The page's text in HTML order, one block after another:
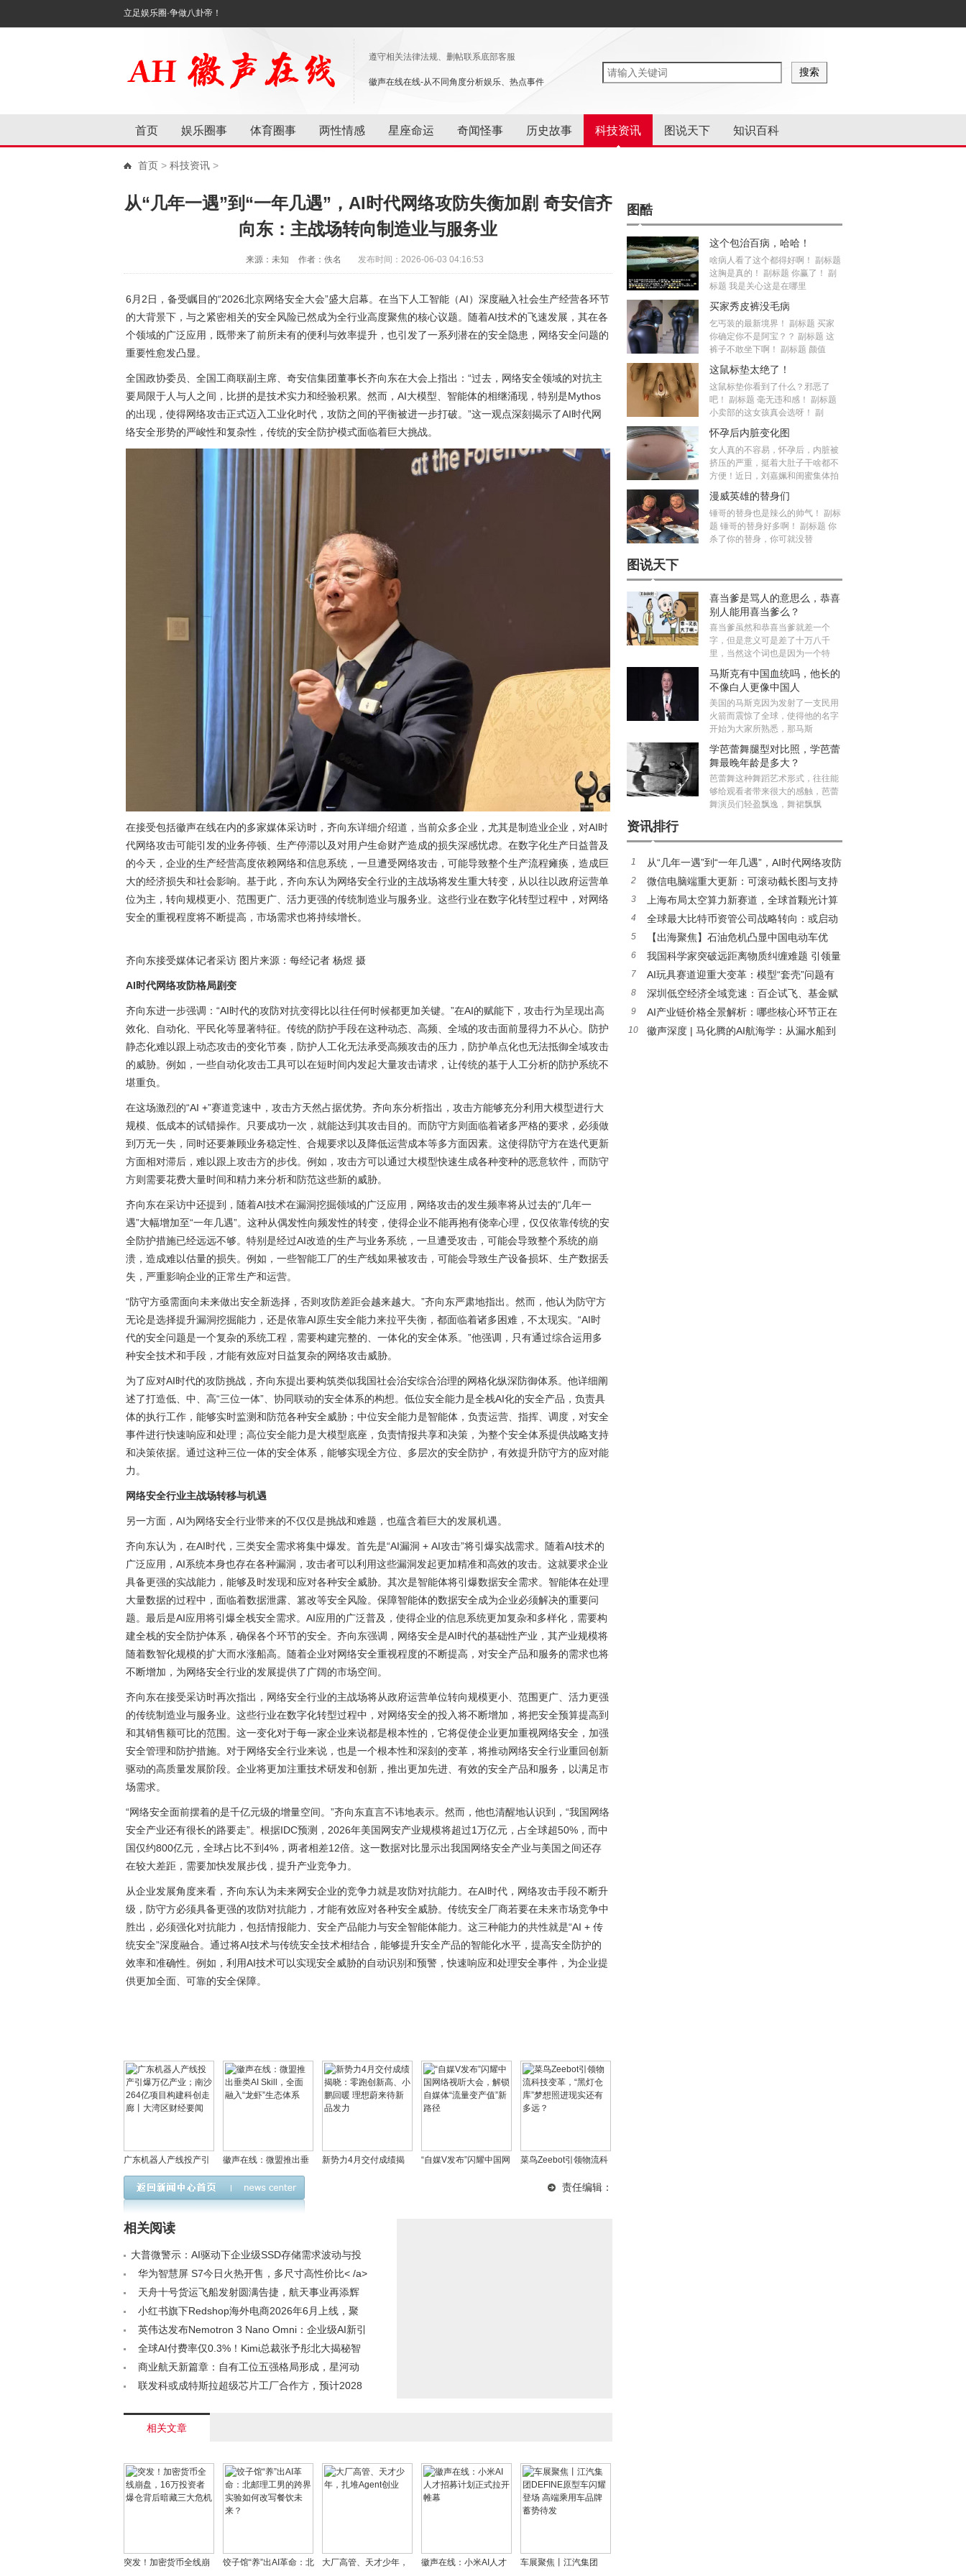
立足娱乐圈·争做八卦帝！
遵守相关法律法规、删帖联系底部客服
徽声在线在线-从不同角度分析娱乐、热点事件
首页 娱乐圈事 体育圈事 两性情感 星座命运 奇闻怪事 历史故事 科技资讯 图说天下 知识百科
首页 > 科技资讯 >
从“几年一遇”到“一年几遇”，AI时代网络攻防失衡加剧 奇安信齐
向东：主战场转向制造业与服务业
来源：未知 作者：佚名 发布时间：2026-06-03 04:16:53
6月2日，备受瞩目的“2026北京网络安全大会”盛大启幕。在当下人工智能（AI）深度融入社会生产经营各环节
的大背景下，与之紧密相关的安全风险已然成为全行业高度聚焦的核心议题。随着AI技术的飞速发展，其在各
个领域的广泛应用，既带来了前所未有的便利与效率提升，也引发了一系列潜在的安全隐患，网络安全问题的
重要性愈发凸显。
全国政协委员、全国工商联副主席、奇安信集团董事长齐向东在大会上指出：“过去，网络安全领域的对抗主
要局限于人与人之间，比拼的是技术实力和经验积累。然而，AI大模型、智能体的相继涌现，特别是Mythos
的出现，使得网络攻击正式迈入工业化时代，攻防之间的平衡被进一步打破。”这一观点深刻揭示了AI时代网
络安全形势的严峻性和复杂性，传统的安全防护模式面临着巨大挑战。
在接受包括徽声在线在内的多家媒体采访时，齐向东详细介绍道，当前众多企业，尤其是制造业企业，对AI时
代网络攻击可能引发的业务停顿、生产停滞以及对用户生命财产造成的损失深感忧虑。在数字化生产日益普及
的今天，企业的生产经营高度依赖网络和信息系统，一旦遭受网络攻击，可能导致整个生产流程瘫痪，造成巨
大的经济损失和社会影响。基于此，齐向东认为网络安全行业的主战场将发生重大转变，从以往以政府运营单
位为主，转向规模更小、范围更广、活力更强的传统制造业与服务业。这些行业在数字化转型过程中，对网络
安全的重视程度将不断提高，市场需求也将持续增长。
齐向东接受媒体记者采访 图片来源：每经记者 杨煜 摄
AI时代网络攻防格局剧变
齐向东进一步强调：“AI时代的攻防对抗变得比以往任何时候都更加关键。”在AI的赋能下，攻击行为呈现出高
效化、自动化、平民化等显著特征。传统的防护手段在这种动态、高频、全域的攻击面前显得力不从心。防护
静态化难以跟上动态攻击的变化节奏，防护人工化无法承受高频攻击的压力，防护单点化也无法抵御全域攻击
的威胁。例如，一些自动化攻击工具可以在短时间内发起大量攻击请求，让传统的基于人工分析的防护系统不
堪重负。
在这场激烈的“AI +”赛道竞速中，攻击方天然占据优势。齐向东分析指出，攻击方能够充分利用大模型进行大
规模、低成本的试错操作。只要成功一次，就能达到其攻击目的。而防守方则面临着诸多严格的要求，必须做
到万无一失，同时还要兼顾业务稳定性、合规要求以及降低运营成本等多方面因素。这使得防守方在迭代更新
方面相对滞后，难以跟上攻击方的步伐。例如，攻击方可以通过大模型快速生成各种变种的恶意软件，而防守
方则需要花费大量时间和精力来分析和防范这些新的威胁。
齐向东在采访中还提到，随着AI技术在漏洞挖掘领域的广泛应用，网络攻击的发生频率将从过去的“几年一
遇”大幅增加至“一年几遇”。这种从偶发性向频发性的转变，使得企业不能再抱有侥幸心理，仅仅依靠传统的安
全防护措施已经远远不够。特别是经过AI改造的生产与业务系统，一旦遭受攻击，可能会导致整个系统的崩
溃，造成难以估量的损失。例如，一些智能工厂的生产线如果被攻击，可能会导致生产设备损坏、生产数据丢
失，严重影响企业的正常生产和运营。
“防守方亟需面向未来做出安全新选择，否则攻防差距会越来越大。”齐向东严肃地指出。然而，他认为防守方
无论是选择提升漏洞挖掘能力，还是依靠AI原生安全能力来拉平失衡，都面临着诸多困难，不太现实。“AI时
代的安全问题是一个复杂的系统工程，需要构建完整的、一体化的安全体系。”他强调，只有通过综合运用多
种安全技术和手段，才能有效应对日益复杂的网络攻击威胁。
为了应对AI时代的攻防挑战，齐向东提出要构筑类似我国社会治安综合治理的网格化纵深防御体系。他详细阐
述了打造低、中、高“三位一体”、协同联动的安全体系的构想。低位安全能力是全栈AI化的安全产品，负责具
体的执行工作，能够实时监测和防范各种安全威胁；中位安全能力是智能体，负责运营、指挥、调度，对安全
事件进行快速响应和处理；高位安全能力是大模型底座，负责情报共享和决策，为整个安全体系提供战略支持
和决策依据。通过这种三位一体的安全体系，能够实现全方位、多层次的安全防护，有效提升防守方的应对能
力。
网络安全行业主战场转移与机遇
另一方面，AI为网络安全行业带来的不仅仅是挑战和难题，也蕴含着巨大的发展机遇。
齐向东认为，在AI时代，三类安全需求将集中爆发。首先是“AI漏洞 + AI攻击”将引爆实战需求。随着AI技术的
广泛应用，AI系统本身也存在各种漏洞，攻击者可以利用这些漏洞发起更加精准和高效的攻击。这就要求企业
具备更强的实战能力，能够及时发现和应对各种安全威胁。其次是智能体将引爆数据安全需求。智能体在处理
大量数据的过程中，面临着数据泄露、篡改等安全风险。保障智能体的数据安全成为企业必须解决的重要问
题。最后是AI应用将引爆全栈安全需求。AI应用的广泛普及，使得企业的信息系统更加复杂和多样化，需要构
建全栈的安全防护体系，确保各个环节的安全。齐向东强调，网络安全是AI时代的基础性产业，其产业规模将
随着数智化规模的扩大而水涨船高。随着企业对网络安全重视程度的不断提高，对安全产品和服务的需求也将
不断增加，为网络安全行业的发展提供了广阔的市场空间。
齐向东在接受采访时再次指出，网络安全行业的主战场将从政府运营单位转向规模更小、范围更广、活力更强
的传统制造业与服务业。这些行业在数字化转型过程中，对网络安全的投入将不断增加，将把安全预算提高到
和其销售额可比的范围。这一变化对于每一家企业来说都是根本性的，它将促使企业更加重视网络安全，加强
安全管理和防护措施。对于网络安全行业来说，也是一个根本性和深刻的变革，将推动网络安全行业重回创新
驱动的高质量发展阶段。企业将更加注重技术研发和创新，推出更加先进、有效的安全产品和服务，以满足市
场需求。
“网络安全面前摆着的是千亿元级的增量空间。”齐向东直言不讳地表示。然而，他也清醒地认识到，“我国网络
安全产业还有很长的路要走”。根据IDC预测，2026年美国网安产业规模将超过1万亿元，占全球超50%，而中
国仅约800亿元，全球占比不到4%，两者相差12倍。这一数据对比显示出我国网络安全产业与美国之间还存
在较大差距，需要加快发展步伐，提升产业竞争力。
从企业发展角度来看，齐向东认为未来网安企业的竞争力就是攻防对抗能力。在AI时代，网络攻击手段不断升
级，防守方必须具备更强的攻防对抗能力，才能有效应对各种安全威胁。传统安全厂商若要在未来市场竞争中
胜出，必须强化对抗能力，包括情报能力、安全产品能力与安全智能体能力。这三种能力的共性就是“AI + 传
统安全”深度融合。通过将AI技术与传统安全技术相结合，能够提升安全产品的智能化水平，提高安全防护的
效率和准确性。例如，利用AI技术可以实现安全威胁的自动识别和预警，快速响应和处理安全事件，为企业提
供更加全面、可靠的安全保障。
广东机器人产线投产引
爆万亿产业；南沙264
亿项目构建科创走廊丨
徽声在线：微盟推出垂
类AI Skill，全面融入“龙
新势力4月交付成绩揭
“自媒V发布”闪耀中国网
菜鸟Zeebot引领物流科
照进现实还有多远？
责任编辑：
相关阅读
大普微警示：AI驱动下企业级SSD存储需求波动与投
资风险并存< /a>
华为智慧屏 S7今日火热开售，多尺寸高性价比< /a>
天舟十号货运飞船发射圆满告捷，航天事业再添辉
煌< /a>
小红书旗下Redshop海外电商2026年6月上线，聚
焦特色品类< /a>
英伟达发布Nemotron 3 Nano Omni：企业级AI新引
擎< /a>
全球AI付费率仅0.3%！Kimi总裁张予彤北大揭秘智
能规模化路径与人才战略< /a>
商业航天新篇章：自有工位五强格局形成，星河动
力引领创新< /a>
联发科或成特斯拉超级芯片工厂合作方，预计2028
相关文章
突发！加密货币全线崩
饺子馆“养”出AI革命：北
大厂高管、天才少年，
徽声在线：小米AI人才
车展聚焦丨江汽集团
图酷
这个包治百病，哈哈！
啥病人看了这个都得好啊！ 副标题
这胸是真的！ 副标题 你赢了！ 副
标题 我是关心这是在哪里
买家秀皮裤没毛病
乞丐装的最新境界！ 副标题 买家
你确定你不是阿宝？？ 副标题 这
裤子不敢坐下啊！ 副标题 颜值
这鼠标垫太绝了！
这鼠标垫你看到了什么？邪恶了
吧！ 副标题 毫无违和感！ 副标题
小卖部的这女孩真会选呀！ 副
怀孕后内脏变化图
女人真的不容易，怀孕后，内脏被
挤压的严重，挺着大肚子干啥都不
方便！近日，刘嘉姵和闺蜜集体拍
漫威英雄的替身们
锤哥的替身也是辣么的帅气！ 副标
题 锤哥的替身好多啊！ 副标题 你
杀了你的替身，你可就没替
图说天下
喜当爹是骂人的意思么，恭喜
别人能用喜当爹么？
喜当爹虽然和恭喜当爹就差一个
字，但是意义可是差了十万八千
里，当然这个词也是因为一个特
马斯克有中国血统吗，他长的
不像白人更像中国人
美国的马斯克因为发射了一支民用
火箭而震惊了全球，使得他的名字
开始为大家所熟悉，那马斯
学芭蕾舞腿型对比照，学芭蕾
舞最晚年龄是多大？
芭蕾舞这种舞蹈艺术形式，往往能
够给观看者带来很大的感触，芭蕾
舞演员们轻盈飘逸，舞裙飘飘
资讯排行
1
从“几年一遇”到“一年几遇”，AI时代网络攻防
失衡加剧 奇安信齐向东：主战场转向制造业与服
务业
2
微信电脑端重大更新：可滚动截长图与支持
发语音功能上线
3
上海布局太空算力新赛道，全球首颗光计算
卫星研制正式启动
4
全球最大比特币资管公司战略转向：或启动
大规模抛售计划
5
【出海聚焦】石油危机凸显中国电动车优
势，性价比之外更有硬实力
6
我国科学家突破远距离物质纠缠难题 引领量
子网络未来发展方向
7
AI玩具赛道迎重大变革：模型“套壳”问题有
望短期解决，智能体研发加速推进
8
深圳低空经济全域竞速：百企试飞、基金赋
能、标准引领
9
AI产业链价格全景解析：哪些核心环节正在
经历涨价潮？
10
徽声深度 | 马化腾的AI航海学：从漏水船到